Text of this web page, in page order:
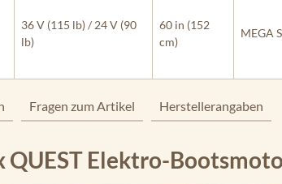
36 V (115 lb) / 24 V (90
lb)
60 in (152
cm)
MEGA
Fragen zum Artikel Herstellerangaben
Elektro-